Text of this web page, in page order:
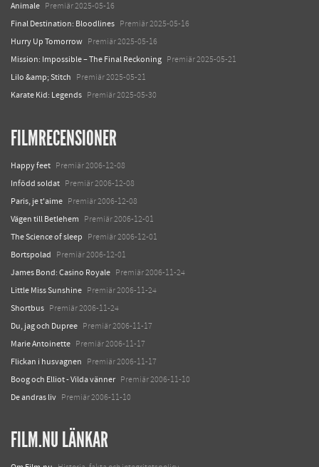
Animale Premiär 2025-05-16
Final Destination: Bloodlines Premiär 2025-05-16
Hurry Up Tomorrow Premiär 2025-05-16
Mission: Impossible – The Final Reckoning Premiär 2025-05-21
Lilo &amp; Stitch Premiär 2025-05-21
Karate Kid: Legends Premiär 2025-05-30
FILMRECENSIONER
Happy feet Premiär 2006-12-08
Infödd soldat Premiär 2006-12-08
Paris, je t'aime Premiär 2006-12-08
Vägen till Betlehem Premiär 2006-12-01
The Science of sleep Premiär 2006-12-01
Bortspolad Premiär 2006-12-01
James Bond: Casino Royale Premiär 2006-11-24
Little Miss Sunshine Premiär 2006-11-24
Shortbus Premiär 2006-11-24
Du, jag och Dupree Premiär 2006-11-17
Marie Antoinette Premiär 2006-11-17
Flickan i husvagnen Premiär 2006-11-17
Boog och Elliot - Vilda vänner Premiär 2006-11-10
De andras liv Premiär 2006-11-10
FILM.NU LÄNKAR